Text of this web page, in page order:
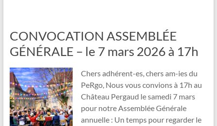
CONVOCATION ASSEMBLÉE
GÉNÉRALE – le 7 mars 2026 à 17h
Chers adhérent-es, chers am-ies du
PeRgo, Nous vous convions à 17h au
Château Pergaud le samedi 7 mars
pour notre Assemblée Générale
annuelle : Un temps pour regarder le